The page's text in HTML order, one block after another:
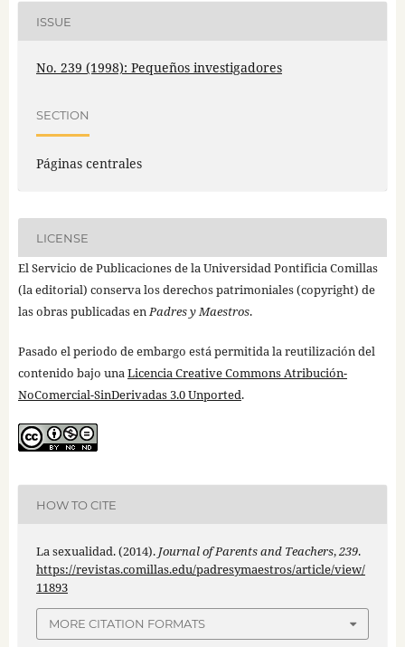
ISSUE
No. 239 (1998): Pequeños investigadores
SECTION
Páginas centrales
LICENSE
El Servicio de Publicaciones de la Universidad Pontificia Comillas
(la editorial) conserva los derechos patrimoniales (copyright) de
las obras publicadas enPadres y Maestros.
Pasado el periodo de embargo está permitida la reutilización del
contenido bajo unaLicencia Creative Commons Atribución-
NoComercial-SinDerivadas 3.0 Unported.
HOW TO CITE
La sexualidad. (2014). Journal of Parents and Teachers,239.
https://revistas.comillas.edu/padresymaestros/article/view/
11893
MORE CITATION FORMATS